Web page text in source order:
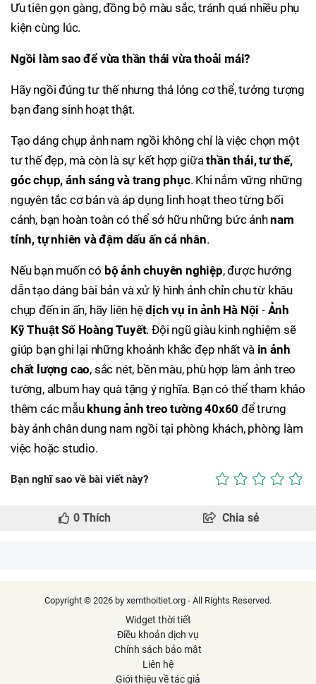
Ưu tiên gọn gàng, đồng bộ màu sắc, tránh quá nhiều phụ
kiện cùng lúc.
Ngồi làm sao để vừa thần thái vừa thoải mái?
Hãy ngồi đúng tư thế nhưng thả lỏng cơ thể, tưởng tượng
bạn đang sinh hoạt thật.
Tạo dáng chụp ảnh nam ngồi không chỉ là việc chọn một
tư thế đẹp, mà còn là sự kết hợp giữathần thái, tư thế,
góc chụp, ánh sáng và trang phục. Khi nắm vững những
nguyên tắc cơ bản và áp dụng linh hoạt theo từng bối
cảnh, bạn hoàn toàn có thể sở hữu những bức ảnhnam
tính, tự nhiên và đậm dấu ấn cá nhân.
Nếu bạn muốn có bộ ảnh chuyên nghiệp, được hướng
dẫn tạo dáng bài bản và xử lý hình ảnh chỉn chu từ khâu
chụp đến in ấn, hãy liên hệdịch vụ in ảnh Hà Nội - Ảnh
Kỹ Thuật Số Hoàng Tuyết. Đội ngũ giàu kinh nghiệm sẽ
giúp bạn ghi lại những khoảnh khắc đẹp nhất và in ảnh
chất lượng cao, sắc nét, bền màu, phù hợp làm ảnh treo
tường, album hay quà tặng ý nghĩa. Bạn có thể tham khảo
thêm các mẫu khung ảnh treo tường 40x60 để trưng
bày ảnh chân dung nam ngồi tại phòng khách, phòng làm
việc hoặc studio.
Bạn nghĩ sao về bài viết này?
0 Thích Chia sẻ
Copyright © 2026 by xemthoitiet.org - All Rights Reserved.
Widget thời tiết
Điều khoản dịch vụ
Chính sách bảo mật
Liên hệ
Giới thiệu về tác giả